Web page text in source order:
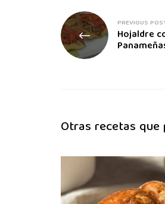
PREVIOUS
Hojaldre
Otras recetas